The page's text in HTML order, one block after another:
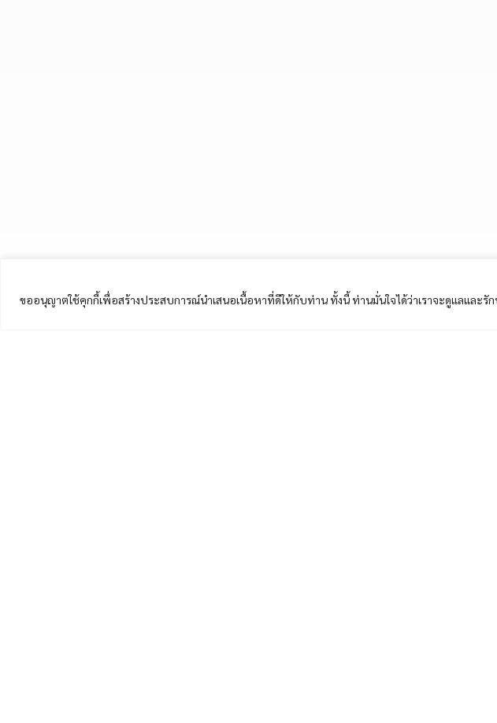
ขออนุญาตใช้คุกกี้เพื่อสร้างประสบการณ์นำเสนอเนื้อหาที่ดีให้กับท่าน ทั้งนี้ ท่านมั่นใจได้ว่าเราจะดูแลและรั